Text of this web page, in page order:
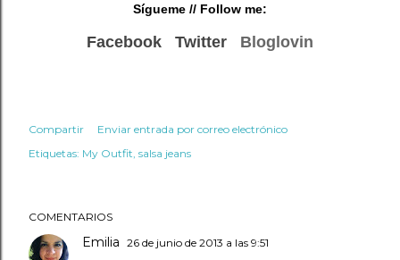
Sígueme // Follow me:
Facebook Twitter Bloglovin
Compartir
Enviar entrada por correo electrónico
Etiquetas: My Outfit salsa jeans
COMENTARIOS
Emilia 26 de junio de 2013 a las 9:51